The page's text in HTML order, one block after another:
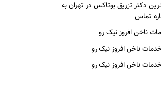
دکتر تزریق بوتاکس در تهران به
تماس
ناخن افروز نیک رو
خدمات ناخن افروز نیک رو
خدمات ناخن افروز نیک رو